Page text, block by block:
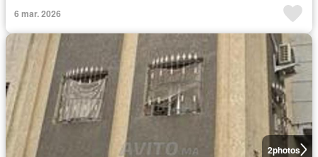
6 mar. 2026
2photos